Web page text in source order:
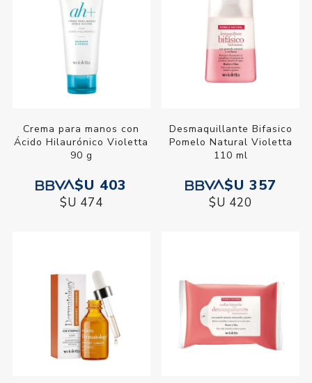
Crema para manos con
Ácido Hilaurónico Violetta
90 g
$U 403
$U 474
Desmaquillante Bifasico
Pomelo Natural Violetta
110 ml
$U 357
$U 420